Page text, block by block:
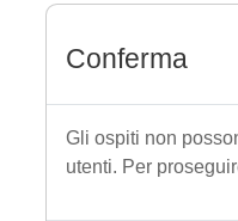
Conferma
Gli ospiti non
utenti. Per